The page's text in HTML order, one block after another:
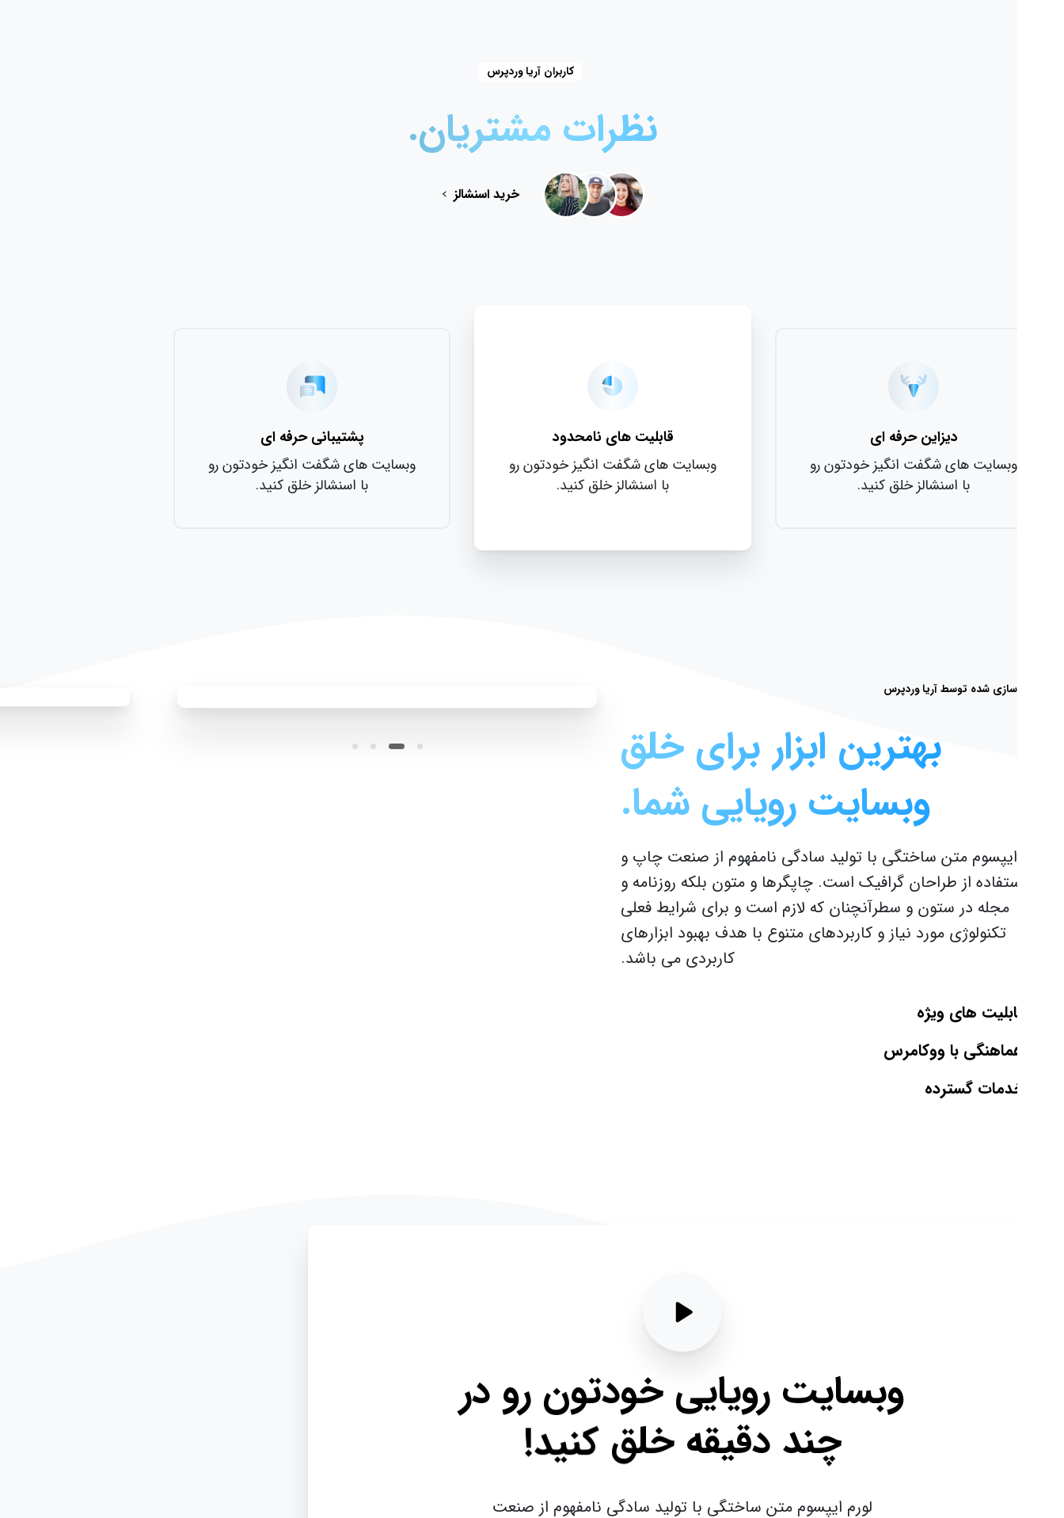
کاربران آریا وردپرس
نظرات مشتریان.
خرید اسنشالز
دیزاین حرفه ای
وبسایت های شگفت انگیز خودتون رو
با اسنشالز خلق کنید.
قابلیت های نامحدود
وبسایت های شگفت انگیز خودتون رو
با اسنشالز خلق کنید.
پشتیبانی حرفه ای
وبسایت های شگفت انگیز خودتون رو
با اسنشالز خلق کنید.
شده توسط آریا وردپرس
بهترین ابزار برای خلق
وبسایت رویایی شما.
ایپسوم متن ساختگی با تولید سادگی نامفهوم از صنعت چاپ و
از طراحان گرافیک است. چاپگرها و متون بلکه روزنامه و
مجله در ستون و سطرآنچنان که لازم است و برای شرایط فعلی
تکنولوژی مورد نیاز و کاربردهای متنوع با هدف بهبود ابزارهای
کاربردی می باشد.
های ویژه
با ووکامرس
گسترده
وبسایت رویایی خودتون رو در
چند دقیقه خلق کنید!
لورم ایپسوم متن ساختگی با تولید سادگی نامفهوم از صنعت